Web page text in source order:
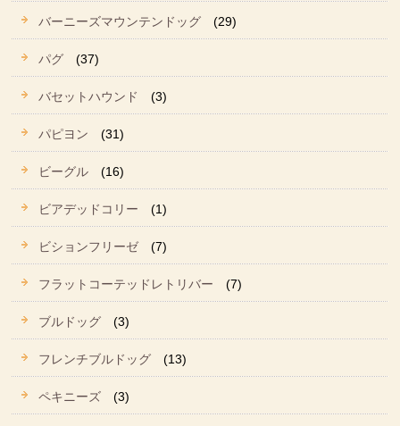
バーニーズマウンテンドッグ (29)
パグ (37)
バセットハウンド (3)
パピヨン (31)
ビーグル (16)
ビアデッドコリー (1)
ビションフリーゼ (7)
フラットコーテッドレトリバー (7)
ブルドッグ (3)
フレンチブルドッグ (13)
ペキニーズ (3)